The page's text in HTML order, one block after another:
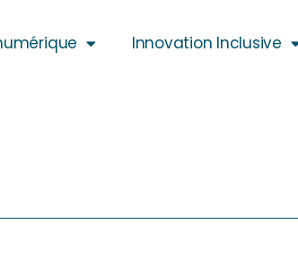
Innovation Inclusive